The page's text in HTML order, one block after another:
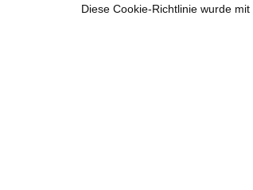
Diese Cookie-Richtlinie wurde mit